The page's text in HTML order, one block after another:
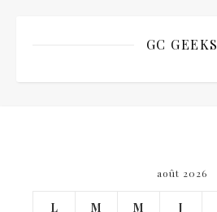
GC GEEKS
août 2026
L M M J